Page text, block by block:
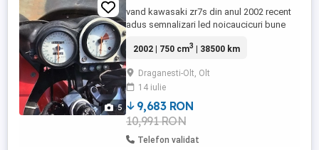
5
vand kawasaki zr7s din anul 2002 recent
adus semnalizari led noicaucicuri bune
2002 | 750 cm3 | 38500 km
Draganesti-Olt, Olt
14 iulie
9,683 RON
10,991 RON
Telefon validat